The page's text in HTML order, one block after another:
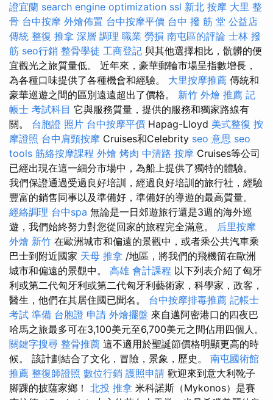
證宜蘭 search engine optimization ssl 新北 按摩 大里 整
骨 台中按摩 外燴佈置 台中按摩平價 台中 撥 筋 堂 公益店
傳統 整復 推拿 深層 調理 職業 勞損 南屯區的評論 士林 撥
筋 seo行銷 整骨學徒 工商登記 與其他選擇相比，骯髒的便
宜觀光之旅質量低。 近年來，豪華郵輪市場呈指數增長，
為各種口味提供了各種機會和經驗。 大里按摩推薦 傳統和
豪華巡遊之間的區別遠遠超出了價格。 新竹 外燴 推薦 記
帳士 考試科目 它與服務質量，提供的服務和獨家路線有
關。 台胞證 照片 台中按摩平價 Hapag-Lloyd 美式整復 按
摩證照 台中肩頸按摩 Cruises和Celebrity seo 意思 seo
tools 筋絡按摩課程 外燴 烤肉 中清路 按摩 Cruises等公司
已經出現在這一細分市場中，為船上提供了獨特的體驗。
我們保證通過受過良好培訓，經過良好培訓的旅行社，經驗
豐富的銷售同事以及準備好，準備好的導遊的最高質量。
經絡調理 台中spa 無論是一日郊遊旅行還是3週的海外巡
遊，我們始終努力對您從回家的旅程完全滿意。 后里按摩
外燴 新竹 在歐洲城市和偏遠的景觀中，或者乘公共汽車乘
巴士到附近國家 天母 推拿 /地區，將我們的飛機留在歐洲
城市和偏遠的景觀中。 高雄 會計課程 以下列表介紹了匈牙
利或第二代匈牙利或第二代匈牙利藝術家，科學家，政客，
醫生，他們在其居住國已聞名。 台中按摩排毒推薦 記帳士
考試 準備 台胞證 申請 外燴擺盤 來自邁阿密港口的四夜巴
哈馬之旅最多可在3,100美元至6,700美元之間佔用四個人。
關鍵字搜尋 整骨推薦 這不適用於聖誕節價格明顯更高的時
候。 該計劃結合了文化，冒險，景象，歷史。 南屯國術館
推薦 整復師證照 數位行銷 護照申請 歡迎來到意大利靴子
腳踝的披薩家鄉！ 北投 推拿 米科諾斯（Mykonos）是賽